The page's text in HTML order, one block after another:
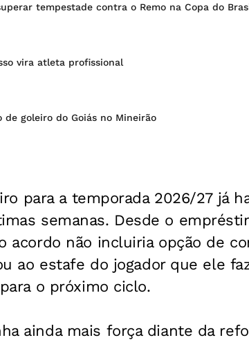
tempestade contra o Remo na Copa do
vira atleta profissional
de goleiro do Goiás no Mineirão
para a temporada 2026/27 já
semanas. Desde o
acordo não incluiria opção de
ao estafe do jogador que ele
o próximo ciclo.
ainda mais força diante da